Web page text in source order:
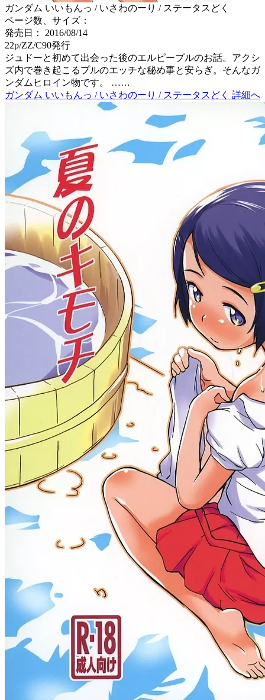
ガンダム いいもんっ / いさわのーり / ステータスどく
ページ数、サイズ：
発売日： 2016/08/14
22p/ZZ/C90発行
ジュドーと初めて出会った後のエルピープルのお話。アクシ
ズ内で巻き起こるプルのエッチな秘め事と安らぎ。そんなガ
ンダムヒロイン物です。 ……
ガンダム いいもんっ / いさわのーり / ステータスどく 詳細へ